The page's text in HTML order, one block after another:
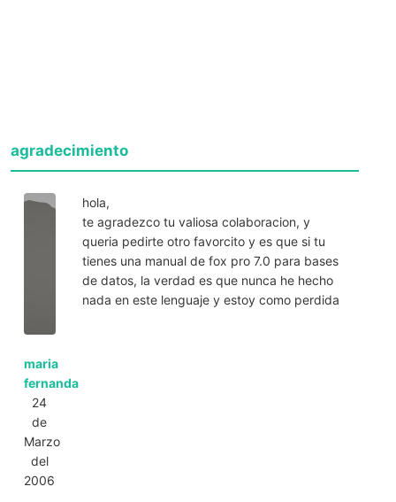
agradecimiento
maria
fernanda
24
de
Marzo
del
2006
hola,
te agradezco tu valiosa colaboracion, y
queria pedirte otro favorcito y es que si tu
tienes una manual de fox pro 7.0 para bases
de datos, la verdad es que nunca he hecho
nada en este lenguaje y estoy como perdida